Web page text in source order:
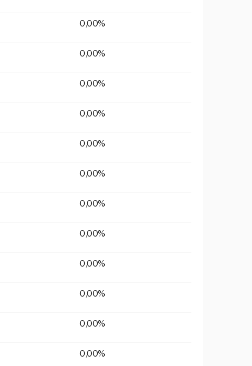
0,00%
0,00%
0,00%
0,00%
0,00%
0,00%
0,00%
0,00%
0,00%
0,00%
0,00%
0,00%